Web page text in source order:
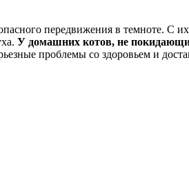
передвижения в темноте. С
У домашних котов, не
проблемы со здоровьем и